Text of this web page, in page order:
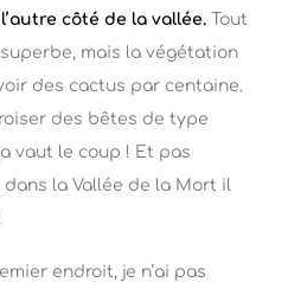
côté de la vallée. Tout
mais la végétation
des cactus par centaine.
des bêtes de type
vaut le coup ! Et pas
la Vallée de la Mort il
endroit, je n’ai pas